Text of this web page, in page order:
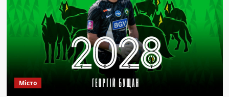
гривень
час
продажу
товарів
інтернеті
Місто